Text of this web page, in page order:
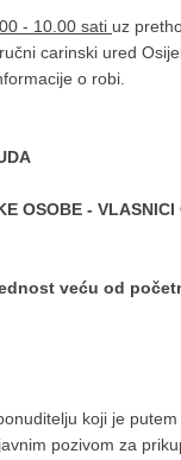
- 10.00 sati uz
carinski ured
o robi.
OSOBE -
veću od
koji je
pozivom za